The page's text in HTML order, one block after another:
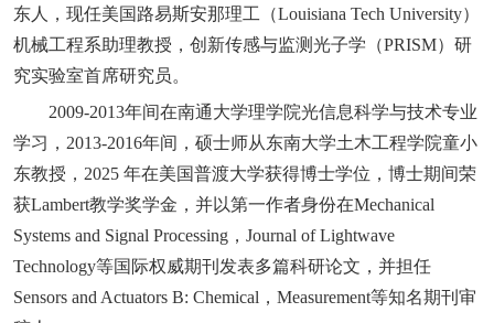
东人，现任美国路易斯安那理工（Louisiana Tech University）
机械工程系助理教授，创新传感与监测光子学（PRISM）研
究实验室首席研究员。
2009-2013年间在南通大学理学院光信息科学与技术专业
学习，2013-2016年间，硕士师从东南大学土木工程学院童小
东教授，2025 年在美国普渡大学获得博士学位，博士期间荣
获Lambert教学奖学金，并以第一作者身份在Mechanical
Systems and Signal Processing，Journal of Lightwave
Technology等国际权威期刊发表多篇科研论文，并担任
Sensors and Actuators B: Chemical，Measurement等知名期刊审